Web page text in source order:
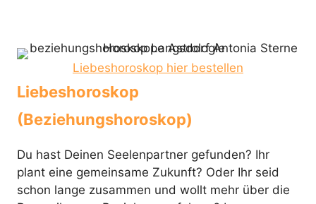
Liebeshoroskop hier bestellen
Liebeshoroskop
(Beziehungshoroskop)
Du hast Deinen Seelenpartner gefunden? Ihr
plant eine gemeinsame Zukunft? Oder Ihr seid
schon lange zusammen und wollt mehr über die